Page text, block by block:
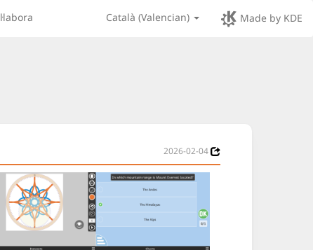
Català (Valencian) Made by KDE
2026-02-04